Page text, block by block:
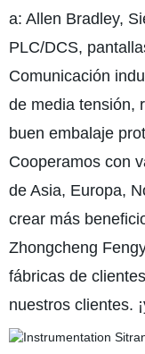
a: Allen Bradley,
PLC/DCS,
Comunicación
de media tensión,
buen embalaje
Cooperamos con
de Asia, Europa,
crear más
Zhongcheng
fábricas de
nuestros clientes.